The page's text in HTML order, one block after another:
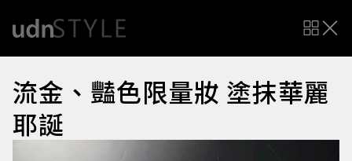
流金、豔色限量妝 塗抹華麗
耶誕